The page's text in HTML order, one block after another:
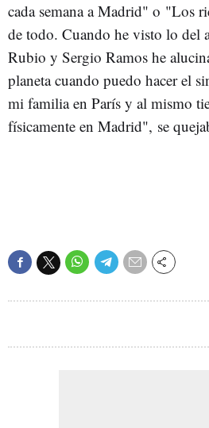
cada semana a Madrid" o "Los
de todo. Cuando he visto lo del
Rubio y Sergio Ramos he
planeta cuando puedo hacer el
mi familia en París y al mismo
físicamente en Madrid", se